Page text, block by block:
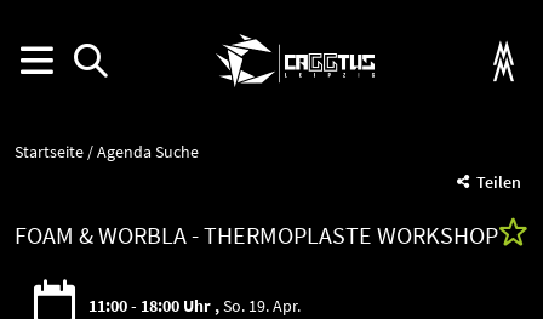
Startseite
Agenda Suche
Teilen
FOAM & WORBLA - THERMOPLASTE WORKSHOP
11:00 - 18:00 Uhr So. 19. Apr.